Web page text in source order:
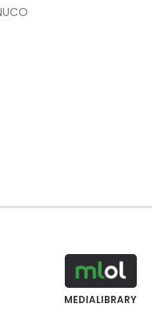
MEDIALIBRARY